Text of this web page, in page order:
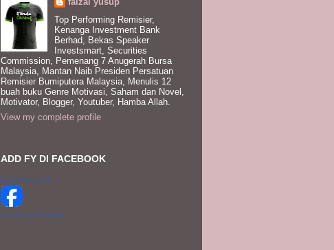
Top Performing Remisier,
Kenanga Investment Bank
Berhad, Bekas Speaker
Investsmart, Securities
Commission, Pemenang 7 Anugerah Bursa
Malaysia, Mantan Naib Presiden Persatuan
Remisier Bumiputera Malaysia, Menulis 12
buah buku Genre Motivasi, Saham dan Novel,
Motivator, Blogger, Youtuber, Hamba Allah.
View my complete profile
ADD FY DI FACEBOOK
Faizal Yusup II
Create your badge